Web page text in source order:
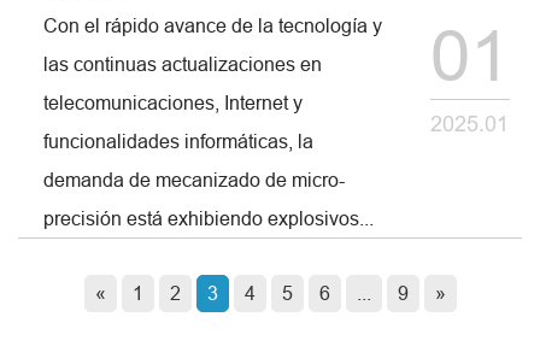
Con el rápido avance de la tecnología y
las continuas actualizaciones en
telecomunicaciones, Internet y
funcionalidades informáticas, la
demanda de mecanizado de micro-
precisión está exhibiendo explosivos...
01
2025.01
« 1 2 3 4 5 6 9 »